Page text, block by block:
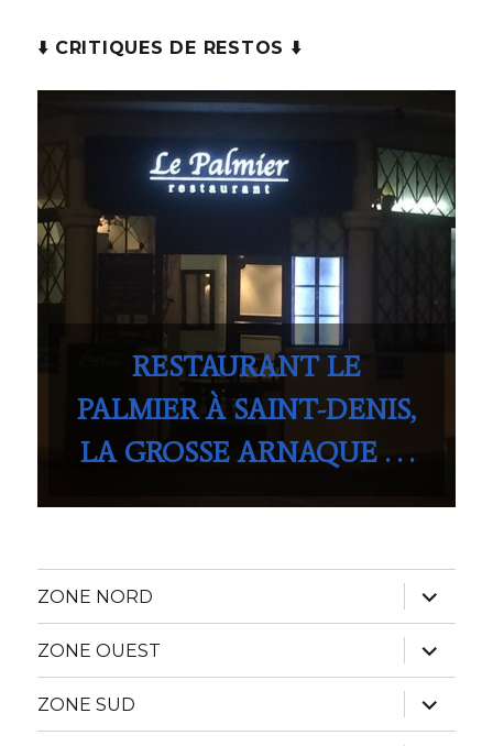
⬇️ CRITIQUES DE RESTOS ⬇️
RESTAURANT LE
PALMIER À SAINT-DENIS,
LA GROSSE ARNAQUE . . .
ZONE NORD
ouvrir
le
sous-
menu
ZONE OUEST
ouvrir
le
sous-
menu
ZONE SUD
ouvrir
le
sous-